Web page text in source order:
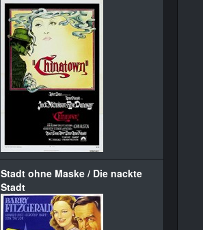
Stadt ohne Maske / Die nackte
Stadt